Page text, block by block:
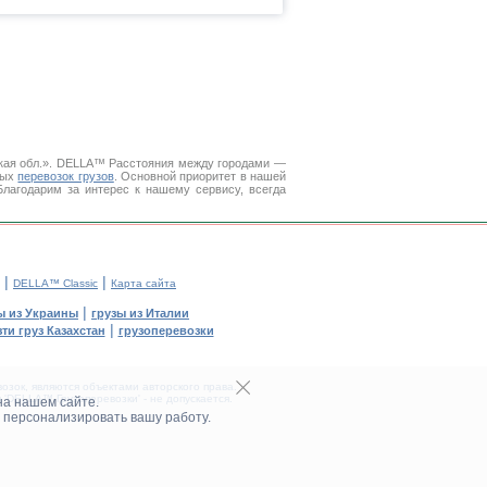
нашем сайте.
вашу работу.
обл.». DELLA™ Расстояния между городами —
перевозок грузов. Основной приоритет в нашей
за интерес к нашему сервису, всегда
| DELLA™ Classic | Карта сайта
из Украины | грузы из Италии
груз Казахстан | грузоперевозки
являются объектами авторского права.
Грузоперевозки' - не допускается.